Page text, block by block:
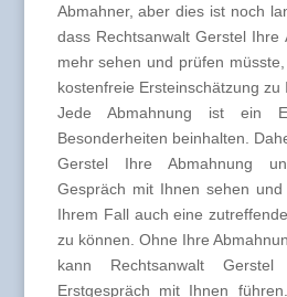
Abmahner, aber dies ist noch
dass Rechtsanwalt Gerstel Ihre
mehr sehen und prüfen
kostenfreie Ersteinschätzung zu
Jede Abmahnung ist ein
Besonderheiten beinhalten.
Gerstel Ihre Abmahnung
Gespräch mit Ihnen sehen
Ihrem Fall auch eine
zu können. Ohne Ihre
kann Rechtsanwalt
Erstgespräch mit Ihnen